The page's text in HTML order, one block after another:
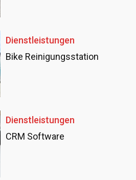
Dienstleistungen
Bike Reinigungsstation
Dienstleistungen
CRM Software